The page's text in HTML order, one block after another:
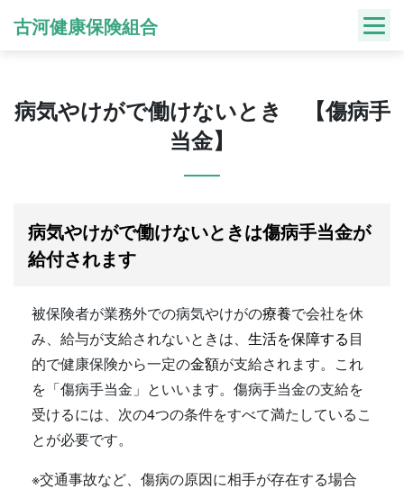
古河健康保険組合
病気やけがで働けないとき 【傷病手
当金】
病気やけがで働けないときは傷病手当金が
給付されます
被保険者が業務外での病気やけがの療養で会社を休
み、給与が支給されないときは、 生活を保障する目
的で健康保険から一定の金額が支給されます。これ
を「傷病手当金」といいます。傷病手当金の支給を
受けるには、次の4つの条件をすべて満たしているこ
とが必要です。
※交通事故など、傷病の原因に相手が存在する場合